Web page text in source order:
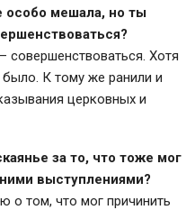
особо мешала, но ты
совершенствоваться. Хотя
К тому же ранили и
церковных и
за то, что тоже мог
выступлениями?
о том, что мог причинить